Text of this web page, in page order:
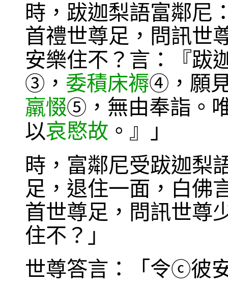
時，跋迦梨語富鄰尼
首禮世尊足，問訊世
安樂住不？言：『跋
③ ， 委積床褥④ ，願
羸惙⑤ ，無由奉詣。
以哀愍故 。』」
時，富鄰尼受跋迦梨
足，退住一面，白佛
首世尊足，問訊世尊
住不？」
世尊答言：「令ⓒ彼